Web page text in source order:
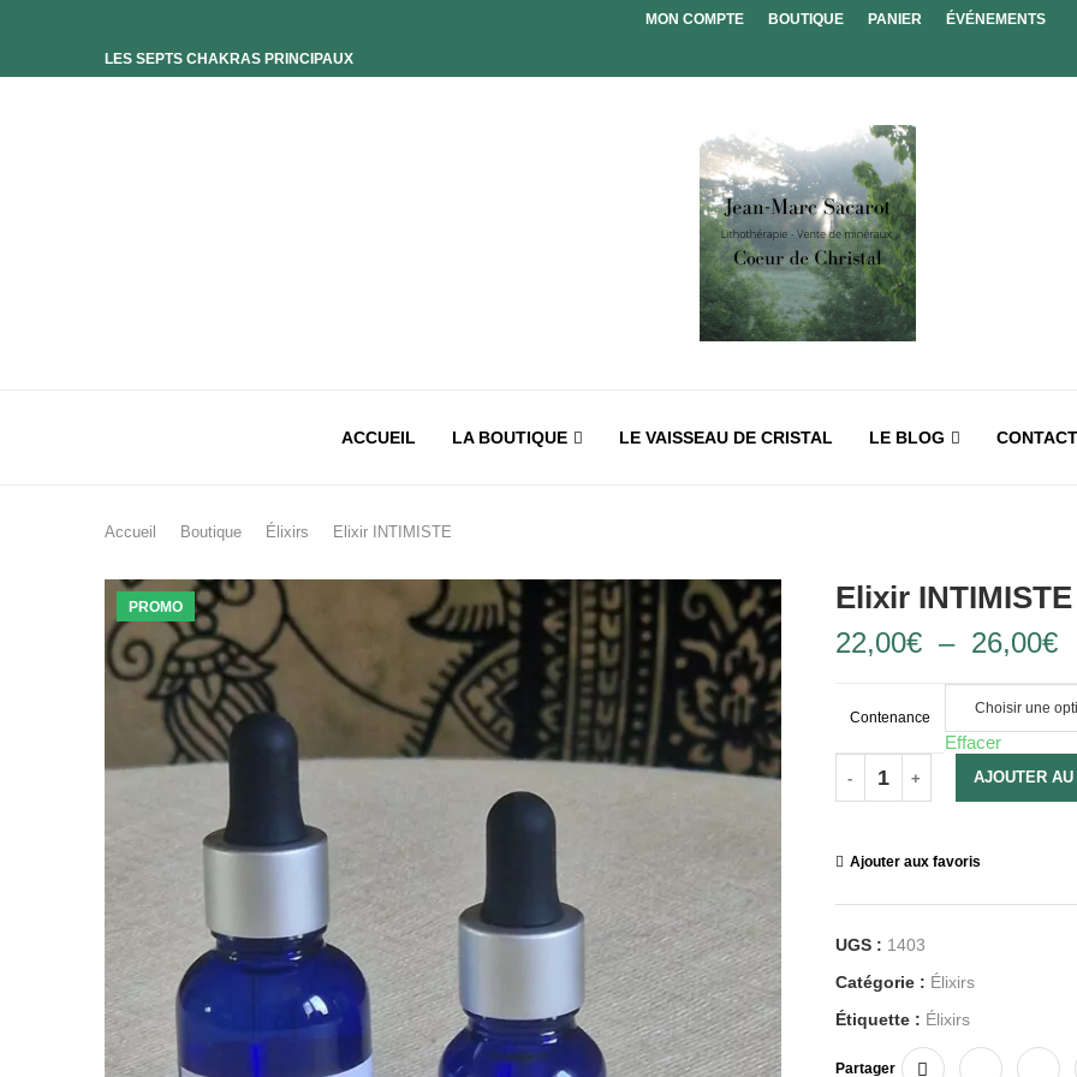
LES SEPTS CHAKRAS PRINCIPAUX
MON COMPTE BOUTIQUE PANIER ÉVÉNEMENTS
ACCUEIL LA BOUTIQUE LE VAISSEAU DE CRISTAL LE BLOG CONTACT
Accueil Boutique Élixirs Elixir INTIMISTE
PROMO Elixir INTIMISTE
22,00€ – 26,00€
Contenance
Effacer
AJOUTER AU
Ajouter aux favoris
UGS : 1403
Catégorie : Élixirs
Étiquette : Élixirs
Partager